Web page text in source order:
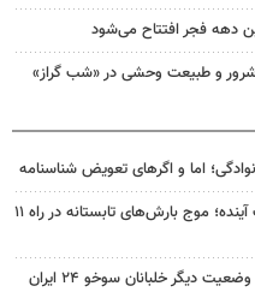
دهه فجر افتتاح می‌شود
شرور و طبیعت وحشی در «شب گراز»
اما و اگرهای تعویض شناسنامه
وضعیت جوی کشور در ۷۲ ساعت آینده؛ موج بارش‌های تابستانه در راه ۱۱
دیگر خلبانان سوخو ۲۴ ایران